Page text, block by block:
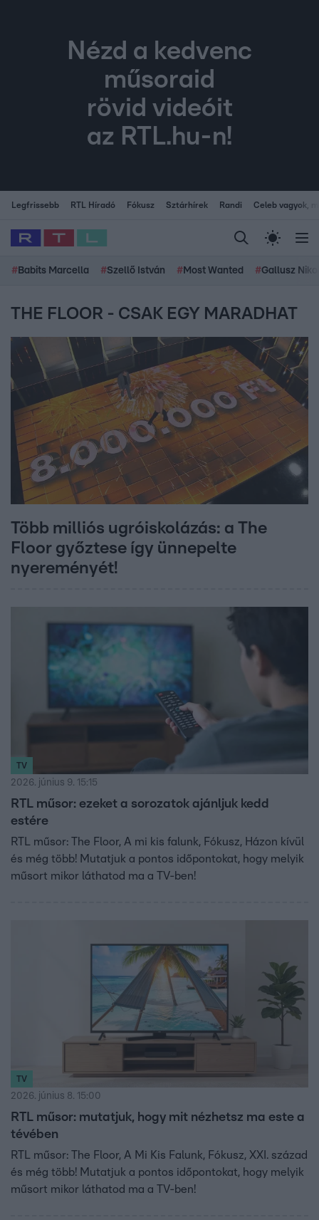
Nézd a kedvenc
műsoraid
rövid videóit
az RTL.hu-n!
Legfrissebb RTL Híradó Fókusz Sztárhírek Randi Celeb vagyok,
# Babits Marcella #Szellő István # Most Wanted #Gallusz
THE FLOOR - CSAK EGY MARADHAT
Több milliós ugróiskolázás: a The
Floor győztese így ünnepelte
nyereményét!
TV
2026. június 9. 15:15
RTL műsor: ezeket a sorozatok ajánljuk kedd
estére
RTL műsor: The Floor, A mi kis falunk, Fókusz, Házon kívül
és még több! Mutatjuk a pontos időpontokat, hogy melyik
műsort mikor láthatod ma a TV-ben!
TV
2026. június 8. 15:00
RTL műsor: mutatjuk, hogy mit nézhetsz ma este a
tévében
RTL műsor: The Floor, A Mi Kis Falunk, Fókusz, XXI. század
és még több! Mutatjuk a pontos időpontokat, hogy melyik
műsort mikor láthatod ma a TV-ben!